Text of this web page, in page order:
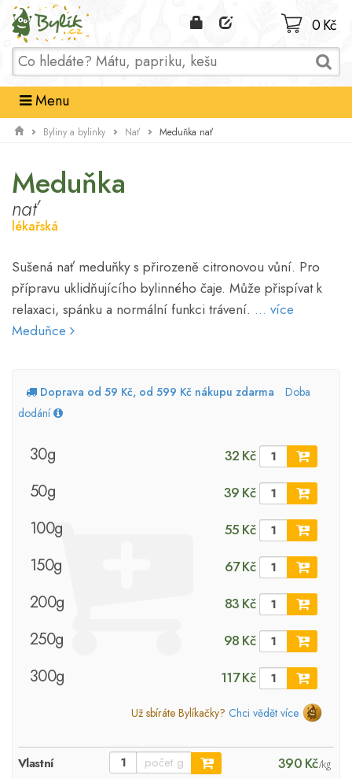
Domů
0 Kč
Menu
Byliny a bylinky Nať Meduňka nať
Meduňka
nať
lékařská
Sušená nať meduňky s přirozeně citronovou vůní. Pro
přípravu uklidňujícího bylinného čaje. Může přispívat k
relaxaci, spánku a normální funkci trávení. ... více
Meduňce
Doprava od 59 Kč, od 599 Kč nákupu zdarma
Doba
dodání
30g 32 Kč
50g 39 Kč
100g 55 Kč
150g 67 Kč
200g 83 Kč
250g 98 Kč
300g 117 Kč
Už sbíráte Bylíkačky? Chci vědět více
Vlastní 390 Kč/kg